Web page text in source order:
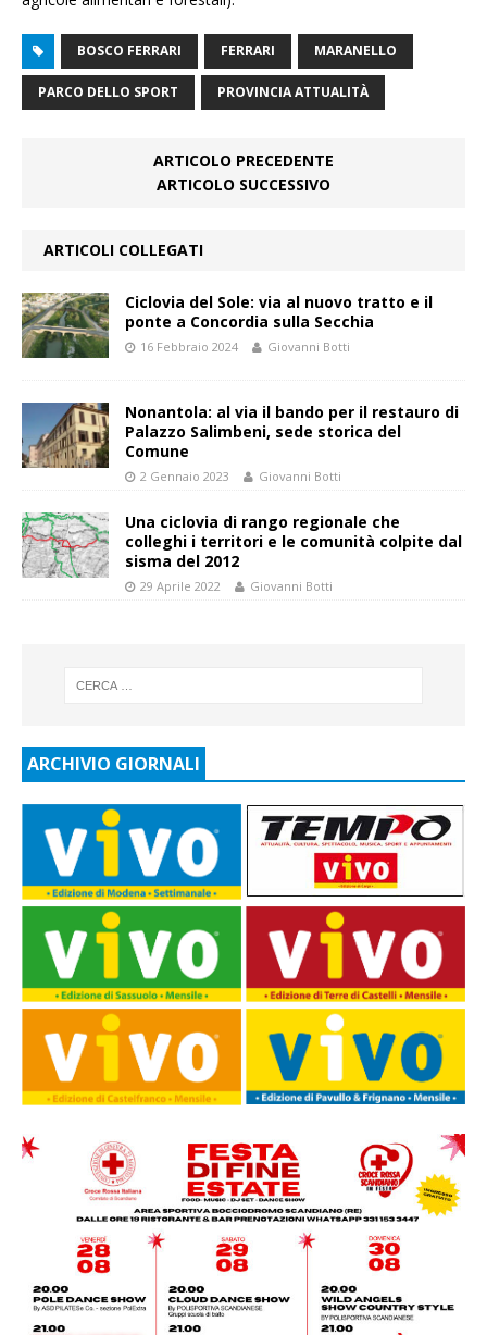
BOSCO FERRARI FERRARI MARANELLO
PARCO DELLO SPORT PROVINCIA ATTUALITÀ
ARTICOLO PRECEDENTE
ARTICOLO SUCCESSIVO
ARTICOLI COLLEGATI
Ciclovia del Sole: via al nuovo tratto e il
ponte a Concordia sulla Secchia
16 Febbraio 2024 Giovanni Botti
Nonantola: al via il bando per il restauro di
Palazzo Salimbeni, sede storica del
Comune
2 Gennaio 2023 Giovanni Botti
Una ciclovia di rango regionale che
colleghi i territori e le comunità colpite dal
sisma del 2012
29 Aprile 2022 Giovanni Botti
ARCHIVIO GIORNALI